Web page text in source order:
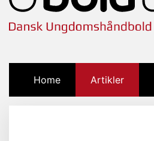
Home (current)Artikler